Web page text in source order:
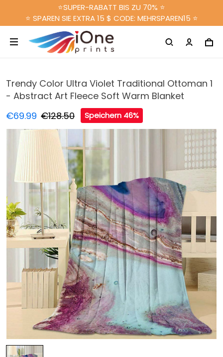
⭐SUPER-RABATT BIS ZU 70% ⭐
⭐ SPAREN SIE EXTRA 15 $ CODE: MEHRSPAREN15 ⭐
Trendy Color Ultra Violet Traditional Ottoman 1
- Abstract Art Fleece Soft Warm Blanket
€69.99 €128.50 Speichern 46%